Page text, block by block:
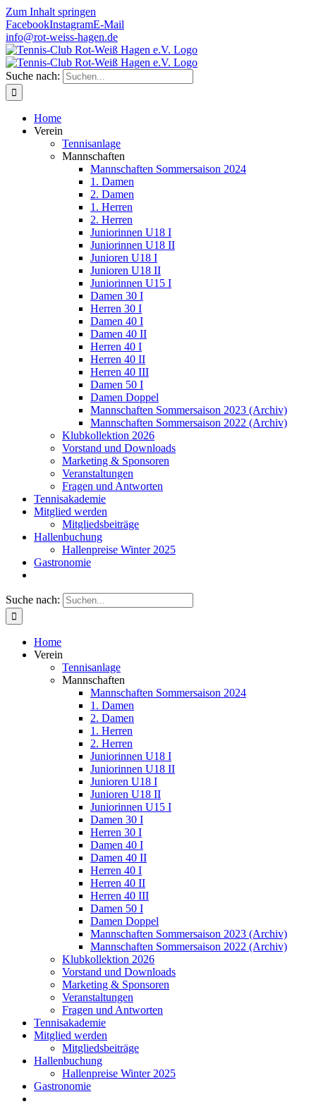
Zum Inhalt springen
FacebookInstagramE-Mail
info@rot-weiss-hagen.de
Suche nach:
Home
Verein
Tennisanlage
Mannschaften
Mannschaften Sommersaison 2024
1. Damen
2. Damen
1. Herren
2. Herren
Juniorinnen U18 I
Juniorinnen U18 II
Junioren U18 I
Junioren U18 II
Juniorinnen U15 I
Damen 30 I
Herren 30 I
Damen 40 I
Damen 40 II
Herren 40 I
Herren 40 II
Herren 40 III
Damen 50 I
Damen Doppel
Mannschaften Sommersaison 2023 (Archiv)
Mannschaften Sommersaison 2022 (Archiv)
Klubkollektion 2026
Vorstand und Downloads
Marketing & Sponsoren
Veranstaltungen
Fragen und Antworten
Tennisakademie
Mitglied werden
Mitgliedsbeiträge
Hallenbuchung
Hallenpreise Winter 2025
Gastronomie
Suche nach:
Home
Verein
Tennisanlage
Mannschaften
Mannschaften Sommersaison 2024
1. Damen
2. Damen
1. Herren
2. Herren
Juniorinnen U18 I
Juniorinnen U18 II
Junioren U18 I
Junioren U18 II
Juniorinnen U15 I
Damen 30 I
Herren 30 I
Damen 40 I
Damen 40 II
Herren 40 I
Herren 40 II
Herren 40 III
Damen 50 I
Damen Doppel
Mannschaften Sommersaison 2023 (Archiv)
Mannschaften Sommersaison 2022 (Archiv)
Klubkollektion 2026
Vorstand und Downloads
Marketing & Sponsoren
Veranstaltungen
Fragen und Antworten
Tennisakademie
Mitglied werden
Mitgliedsbeiträge
Hallenbuchung
Hallenpreise Winter 2025
Gastronomie